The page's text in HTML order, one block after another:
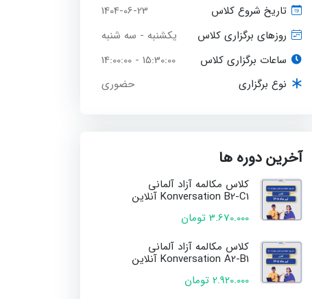
تاریخ شروع کلاس
1404-06-23
روزهای برگزاری کلاس
یکشنبه - سه شنبه
ساعات برگزاری کلاس
15:30:00 - 14:00:00
نوع برگزاری
حضوری
آخرین دوره ها
کلاس مکالمه آزاد آلمانی
Konversation B2-C1 آنلاین
3.670.000 تومان
کلاس مکالمه آزاد آلمانی
Konversation A2-B1 آنلاین
2.920.000 تومان